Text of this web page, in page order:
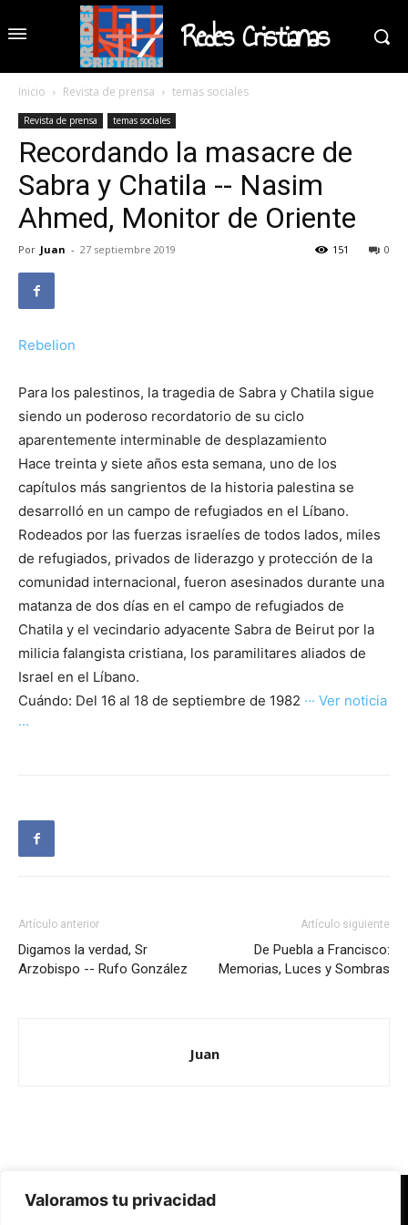
Valoramos tu privacidad
Redes Cristianas
Inicio Revista de prensa temas sociales
Revista de prensa temas sociales
Recordando la masacre de
Sabra y Chatila -- Nasim
Ahmed, Monitor de Oriente
Por Juan - 27 septiembre 2019 0
151
Rebelion
Para los palestinos, la tragedia de Sabra y Chatila sigue
siendo un poderoso recordatorio de su ciclo
aparentemente interminable de desplazamiento
Hace treinta y siete años esta semana, uno de los
capítulos más sangrientos de la historia palestina se
desarrolló en un campo de refugiados en el Líbano.
Rodeados por las fuerzas israelíes de todos lados, miles
de refugiados, privados de liderazgo y protección de la
comunidad internacional, fueron asesinados durante una
matanza de dos días en el campo de refugiados de
Chatila y el vecindario adyacente Sabra de Beirut por la
milicia falangista cristiana, los paramilitares aliados de
Israel en el Líbano.
Cuándo: Del 16 al 18 de septiembre de 1982 ··· Ver noticia
···
Artículo anterior
Digamos la verdad, Sr
Arzobispo -- Rufo González
Artículo siguiente
De Puebla a Francisco:
Memorias, Luces y Sombras
Juan
Redes Cristianas